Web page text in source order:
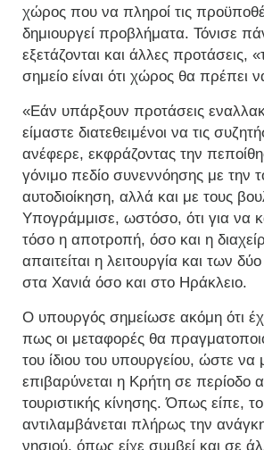
χώρος που να πληροί τις
δημιουργεί προβλήματα. Τόνισε
εξετάζονται και άλλες προτάσεις,
σημείο είναι ότι χώρος θα πρέπει
«Εάν υπάρξουν προτάσεις
είμαστε διατεθειμένοι να τις
ανέφερε, εκφράζοντας την
γόνιμο πεδίο συνεννόησης με την
αυτοδιοίκηση, αλλά και με τους
Υπογράμμισε, ωστόσο, ότι για να
τόσο η αποτροπή, όσο και η
απαιτείται η λειτουργία και των
στα Χανιά όσο και στο Ηράκλειο.
Ο υπουργός σημείωσε ακόμη ότι
πως οι μεταφορές θα
του ίδιου του υπουργείου, ώστε να
επιβαρύνεται η Κρήτη σε περίοδο
τουριστικής κίνησης. Όπως είπε,
αντιλαμβάνεται πλήρως την
νησιού, όπως είχε συμβεί και σε